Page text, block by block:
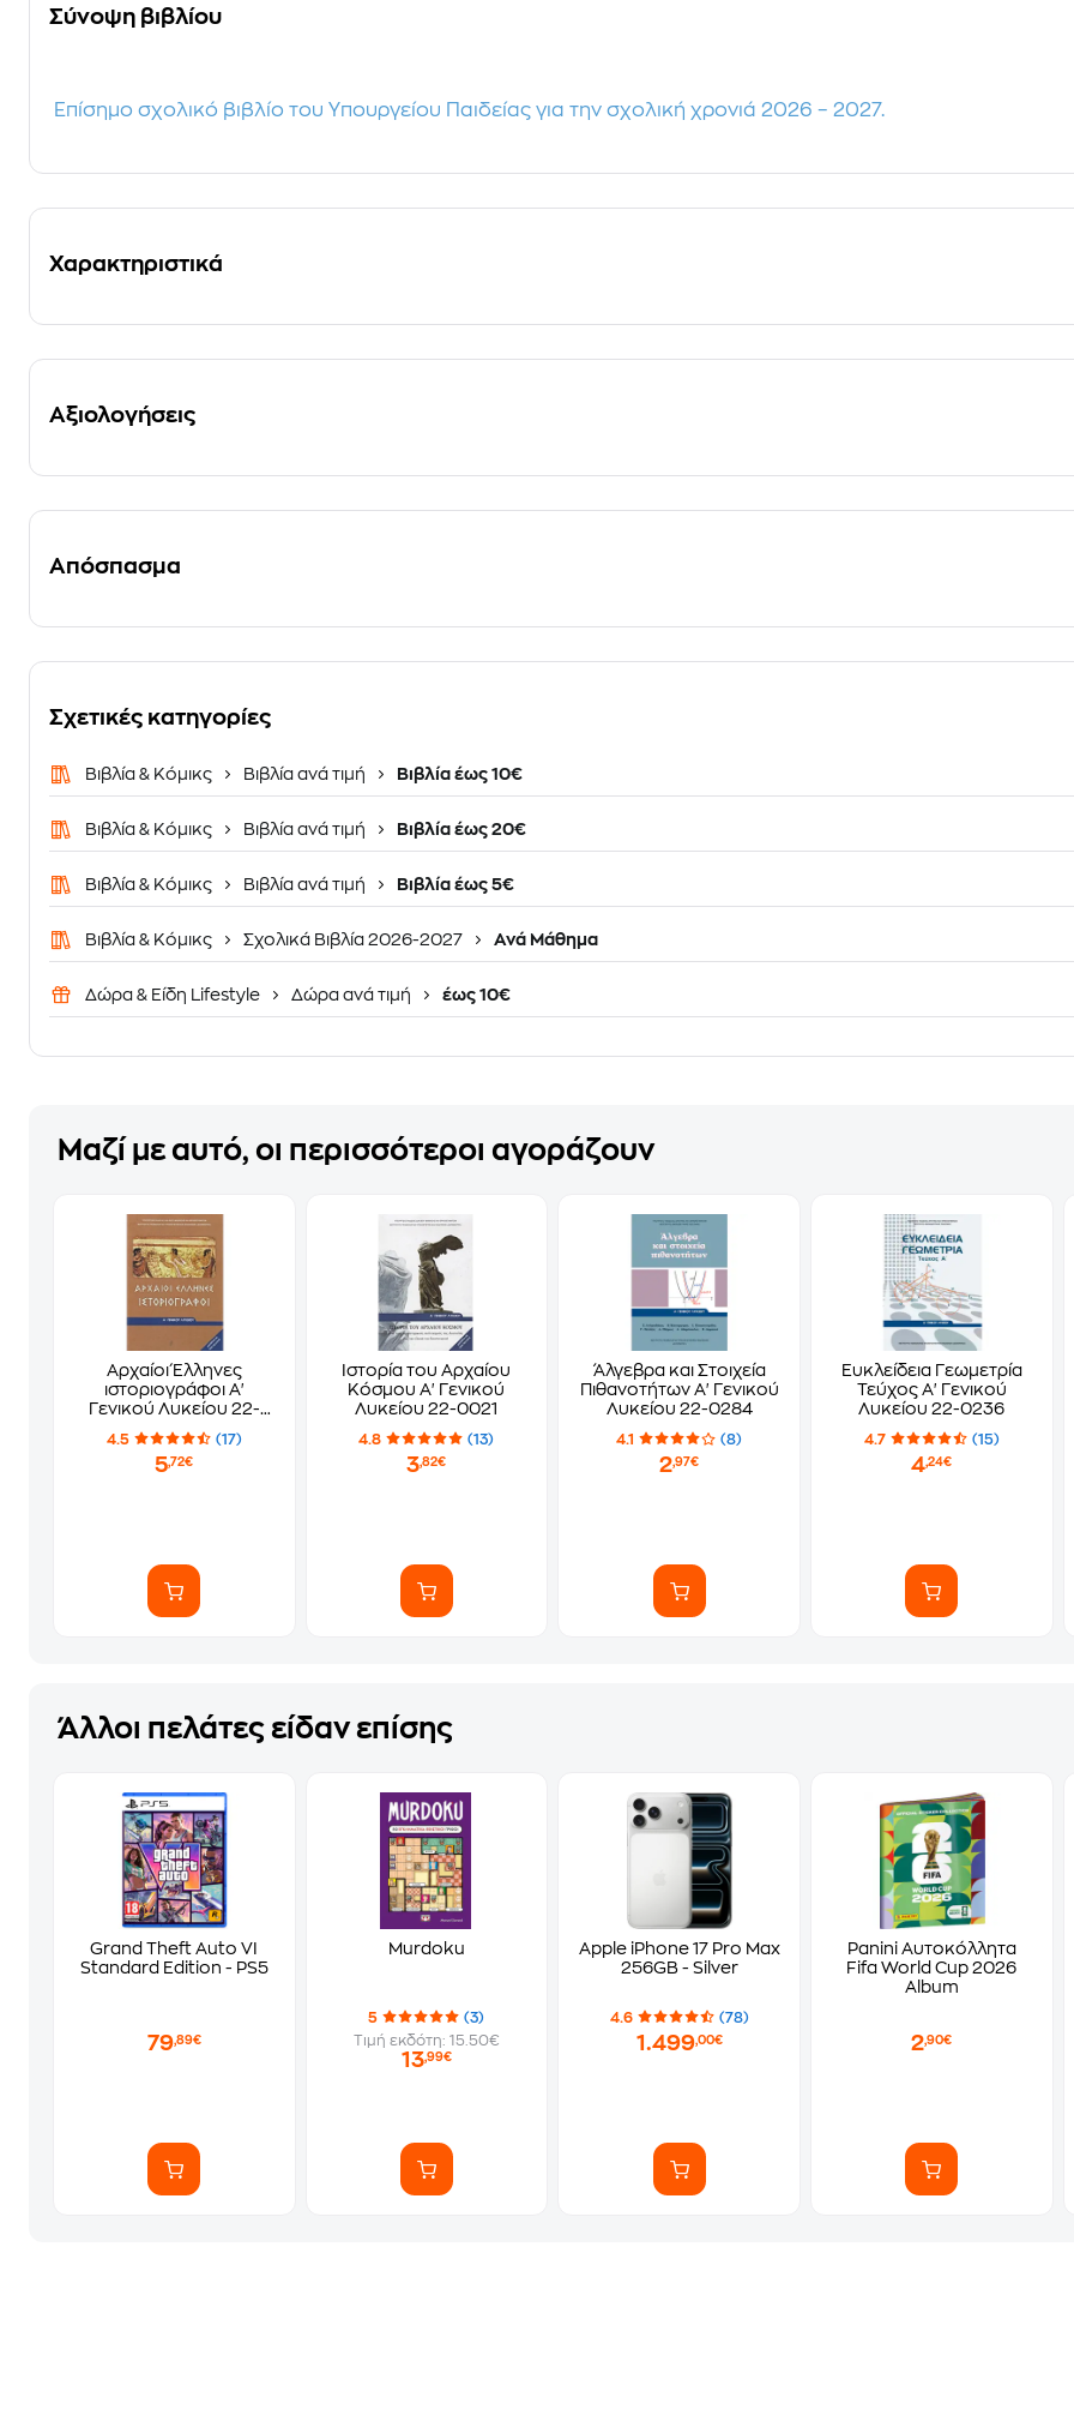
Σύνοψη βιβλίου
Επίσημο σχολικό βιβλίο του Υπουργείου Παιδείας για την σχολική χρονιά 2026 – 2027.
Χαρακτηριστικά
Αξιολογήσεις
Απόσπασμα
Σχετικές κατηγορίες
Βιβλία & Κόμικς Βιβλία ανά τιμή Βιβλία έως 10€
Βιβλία & Κόμικς Βιβλία ανά τιμή Βιβλία έως 20€
Βιβλία & Κόμικς Βιβλία ανά τιμή Βιβλία έως 5€
Βιβλία & Κόμικς Σχολικά Βιβλία 2026-2027 Ανά Μάθημα
Δώρα & Είδη Lifestyle Δώρα ανά τιμή έως 10€
Μαζί με αυτό, οι περισσότεροι αγοράζουν
Αρχαίοι Έλληνες
ιστοριογράφοι Α'
Γενικού Λυκείου 22-
0004
4.5 (17)
5,72€
Ιστορία του Αρχαίου
Κόσμου Α' Γενικού
Λυκείου 22-0021
4.8 (13)
3,82€
Άλγεβρα και Στοιχεία
Πιθανοτήτων Α' Γενικού
Λυκείου 22-0284
4.1 (8)
2,97€
Ευκλείδεια Γεωμετρία
Τεύχος Α' Γενικού
Λυκείου 22-0236
4.7 (15)
4,24€
Άλλοι πελάτες είδαν επίσης
Grand Theft Auto VI
Standard Edition - PS5
79,89€
Murdoku
5
(3)
Τιμή εκδότη: 15.50€
13,99€
Apple iPhone 17 Pro Max
256GB - Silver
4.6 (78)
1.499,00€
Panini Αυτοκόλλητα
Fifa World Cup 2026
Album
2,90€